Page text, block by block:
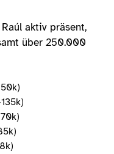
aktiv präsent,
über 250.000